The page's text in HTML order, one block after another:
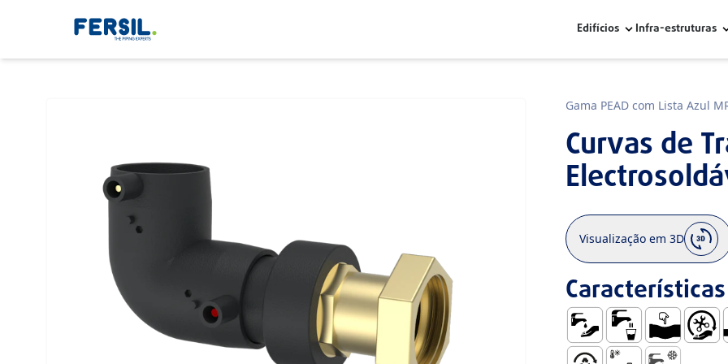
Edifícios Infra-estruturas
Gama PEAD com Lista Azul
Curvas de
Visualização em 3D
Características
Abastecimento de Água
Uso com Água para
Dúctil